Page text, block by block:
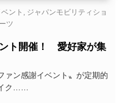
ント , ジャパンモビリティショ
ツ
ト開催！ 愛好家が集
ァン感謝イベント〟が定期的
ク……